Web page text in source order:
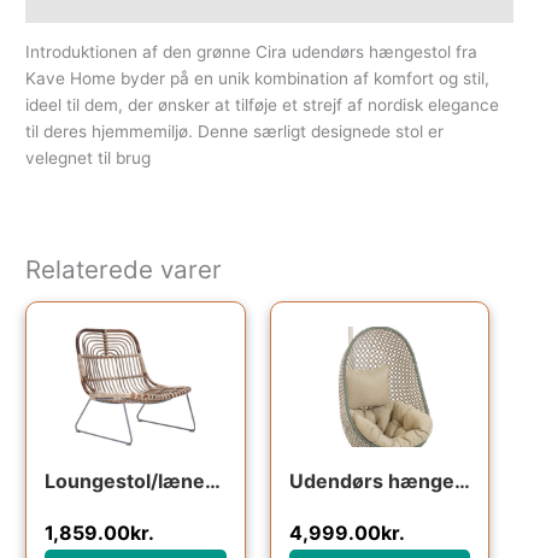
Introduktionen af den grønne Cira udendørs hængestol fra
Kave Home byder på en unik kombination af komfort og stil,
ideel til dem, der ønsker at tilføje et strejf af nordisk elegance
til deres hjemmemiljø. Denne særligt designede stol er
velegnet til brug
Relaterede varer
Loungestol/lænestol House Doctor Kawa i rattan og metal mørk natur 73 x 62 x 68 cm
1,859.00kr.
Udendørs hængestol Kave Home Cira i håndflettet polyrattan med beige hynder og pulverlakeret stålstativ
4,999.00kr.